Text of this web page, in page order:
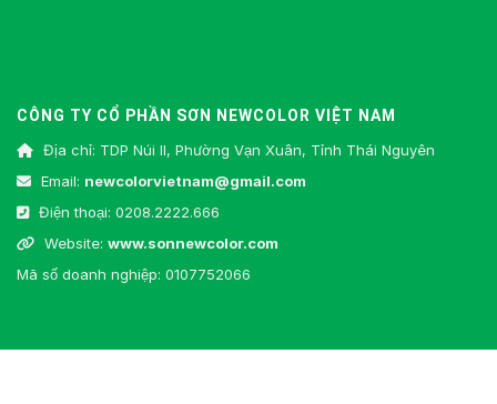
CÔNG TY CỔ PHẦN SƠN NEWCOLOR VIỆT NAM
Địa chỉ: TDP Núi II, Phường Vạn Xuân, Tỉnh Thái Nguyên
Email: newcolorvietnam@gmail.com
Điện thoại: 0208.2222.666
Website: www.sonnewcolor.com
Mã số doanh nghiệp: 0107752066